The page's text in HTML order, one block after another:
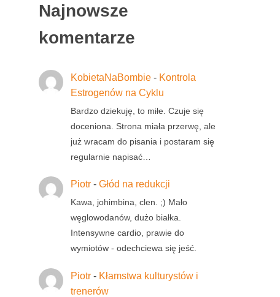
Najnowsze
komentarze
KobietaNaBombie - Kontrola
Estrogenów na Cyklu
Bardzo dziekuję, to miłe. Czuje się
doceniona. Strona miała przerwę, ale
już wracam do pisania i postaram się
regularnie napisać…
Piotr - Głód na redukcji
Kawa, johimbina, clen. ;) Mało
węglowodanów, dużo białka.
Intensywne cardio, prawie do
wymiotów - odechciewa się jeść.
Piotr - Kłamstwa kulturystów i
trenerów